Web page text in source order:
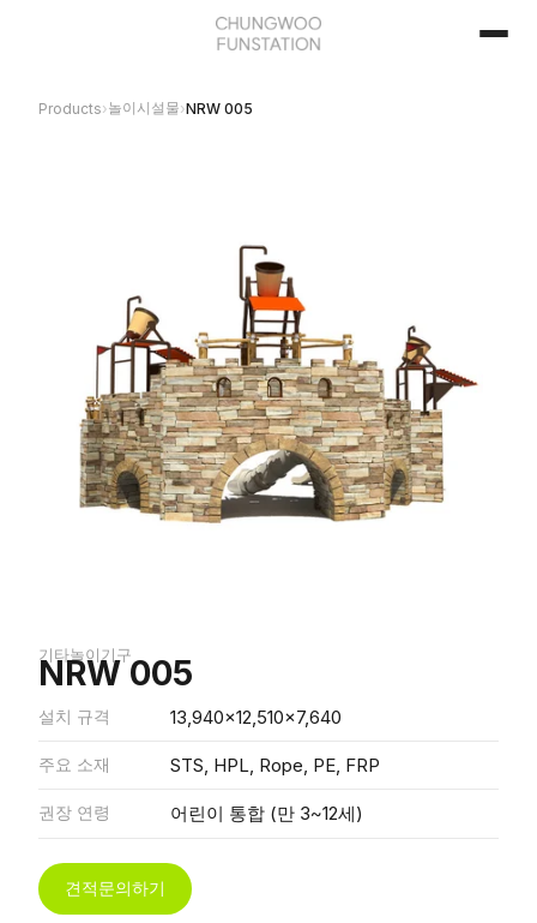
Products›놀이시설물›NRW 005
기타놀이기구
NRW 005
설치 규격 13,940x12,510x7,640
주요 소재 STS, HPL, Rope, PE, FRP
권장 연령 어린이 통합 (만 3~12세)
견적문의하기